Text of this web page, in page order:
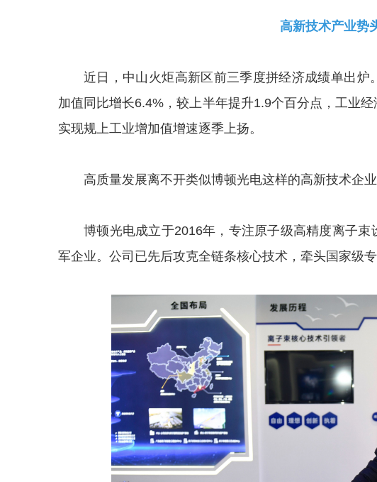
高新技术产业势
近日，中山火炬高新区前三季度拼经济成绩单出
加值同比增长6.4%，较上半年提升1.9个百分点，工业经
实现规上工业增加值增速逐季上扬。
高质量发展离不开类似博顿光电这样的高新技术企业
博顿光电成立于2016年，专注原子级高精度离子
军企业。公司已先后攻克全链条核心技术，牵头国家级